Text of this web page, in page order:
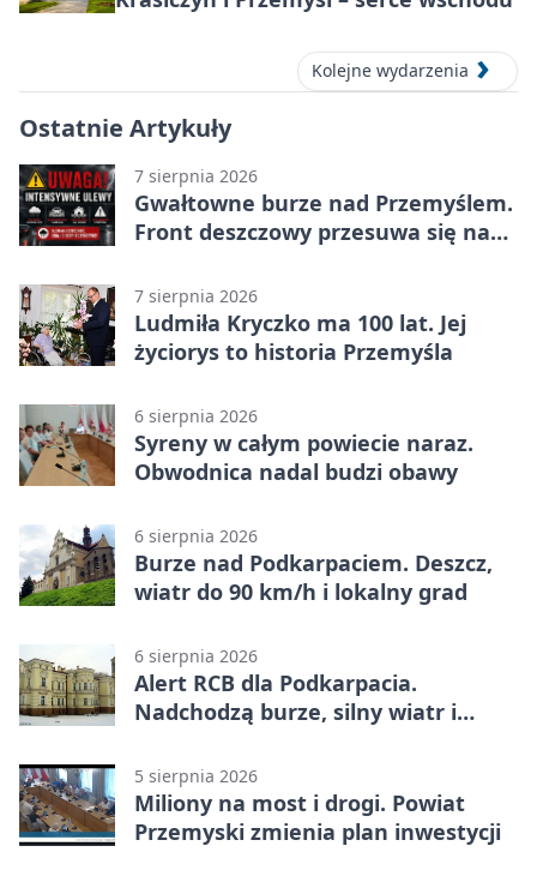
Kolejne wydarzenia
Ostatnie Artykuły
7 sierpnia 2026
Gwałtowne burze nad Przemyślem.
Front deszczowy przesuwa się na
7 sierpnia 2026
Ludmiła Kryczko ma 100 lat. Jej
życiorys to historia Przemyśla
6 sierpnia 2026
Syreny w całym powiecie naraz.
Obwodnica nadal budzi obawy
6 sierpnia 2026
Burze nad Podkarpaciem. Deszcz,
wiatr do 90 km/h i lokalny grad
6 sierpnia 2026
Alert RCB dla Podkarpacia.
Nadchodzą burze, silny wiatr i
5 sierpnia 2026
Miliony na most i drogi. Powiat
Przemyski zmienia plan inwestycji